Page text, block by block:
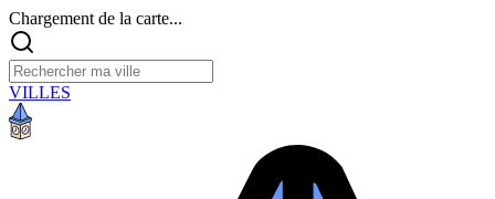
Chargement de la carte...
VILLES